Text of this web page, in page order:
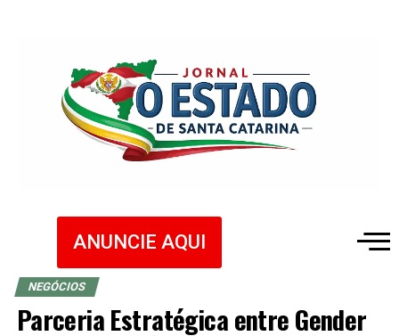
ANUNCIE AQUI
NEGÓCIOS
Parceria Estratégica entre Gender